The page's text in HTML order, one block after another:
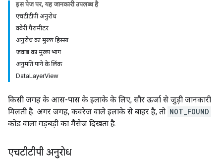
इस पेज पर, यह जानकारी उपलब्ध है
एचटीटीपी अनुरोध
क्वेरी पैरामीटर
अनुरोध का मुख्य हिस्सा
जवाब का मुख्य भाग
अनुमति पाने के लिंक
DataLayerView
किसी जगह के आस-पास के इलाके के लिए, सौर ऊर्जा से जुड़ी जानकारी
मिलती है. अगर जगह, कवरेज वाले इलाके से बाहर है, तो NOT_FOUND
कोड वाला गड़बड़ी का मैसेज दिखता है.
एचटीटीपी अनुरोध